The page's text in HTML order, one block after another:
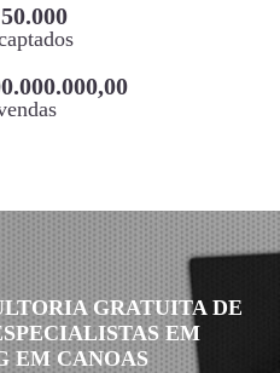
GRATUITA DE
EM
EM CANOAS